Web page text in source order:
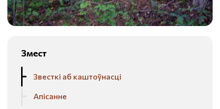
Змест
Звесткі аб каштоўнасці
Апісанне